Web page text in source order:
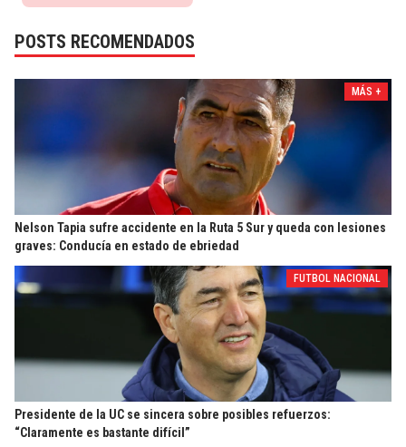
POSTS RECOMENDADOS
MÁS +
Nelson Tapia sufre accidente en la Ruta 5 Sur y queda con lesiones
graves: Conducía en estado de ebriedad
FUTBOL NACIONAL
Presidente de la UC se sincera sobre posibles refuerzos:
“Claramente es bastante difícil”